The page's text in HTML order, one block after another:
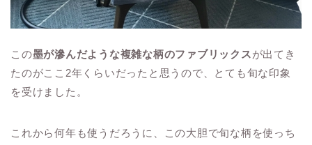
この墨が滲んだような複雑な柄のファブリックスが出てき
たのがここ2年くらいだったと思うので、とても旬な印象
を受けました。
これから何年も使うだろうに、この大胆で旬な柄を使っち